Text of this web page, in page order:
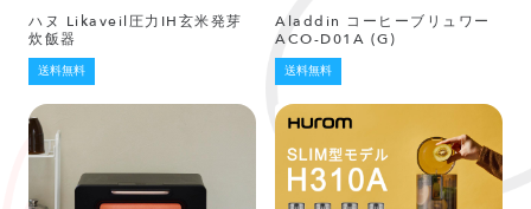
ハヌ Likaveil圧力IH玄米発芽
炊飯器
送料無料
Aladdin コーヒーブリュワー
ACO-D01A (G)
送料無料